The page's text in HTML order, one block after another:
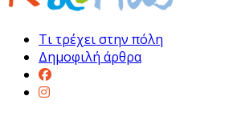
Τι τρέχει στην πόλη
Δημοφιλή άρθρα